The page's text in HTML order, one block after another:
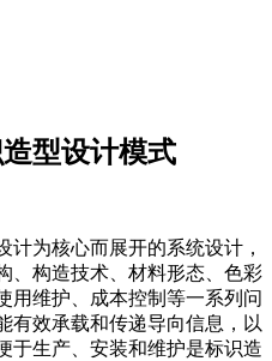
型设计模式
为核心而展开的系统设计，
、构造技术、材料形态、色彩
用维护、成本控制等一系列问
有效承载和传递导向信息，以
于生产、安装和维护是标识造